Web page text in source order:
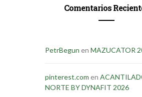
Comentarios
PetrBegun en MAZUCATOR
pinterest.com en
NORTE BY DYNAFIT 2026